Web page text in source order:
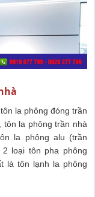
la phông đóng trần
tôn la phông trần nhà
la phông alu (trần
loại tôn pha phông
là tôn lạnh la phông